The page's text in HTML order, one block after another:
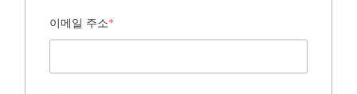
이메일 주소*